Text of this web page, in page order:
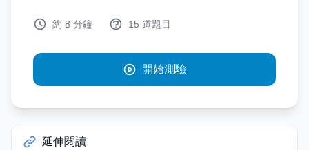
約 8 分鐘 15 道題目
開始測驗
延伸閱讀